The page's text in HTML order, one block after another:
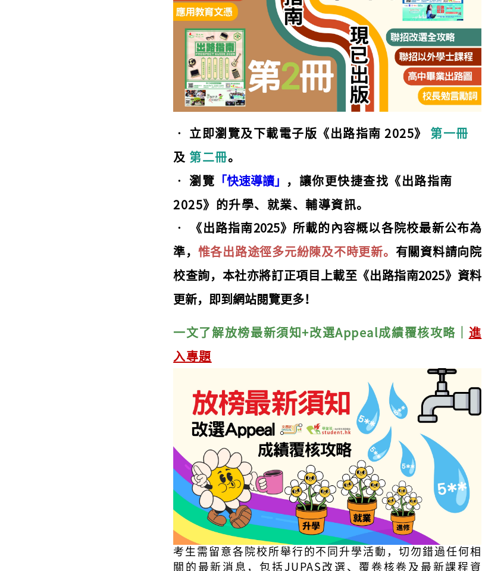
‧ 立即瀏覽及下載電子版《出路指南 2025》 第一冊
及 第二冊。
‧ 瀏覽 「快速導讀」
，讓你更快捷查找《出路指南
2025》的升學、就業、輔導資訊。
‧
《出路指南2025》所載的內容概以各院校最新公布為
準， 惟各出路途徑多元紛陳及不時更新。 有關資料請向院
校查詢，本社亦將訂正項目上載至《出路指南2025》資料
更新，即到網站閱覽更多！
一文了解放榜最新須知+改選Appea l成績覆核攻略｜ 進
入專題
考生需留意各院校所舉行的不同升學活動，切勿錯過任何相
關的最新消息，包括JUPAS改選、覆卷核卷及最新課程資